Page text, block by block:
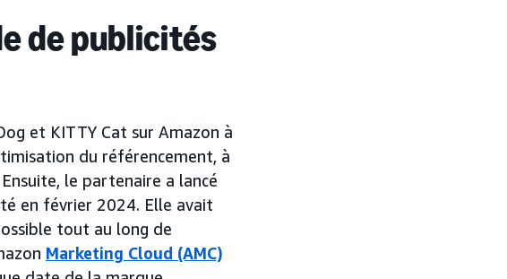
de publicités
et KITTY Cat sur Amazon à
du référencement, à
le partenaire a lancé
en février 2024. Elle avait
tout au long de
Marketing Cloud (AMC)